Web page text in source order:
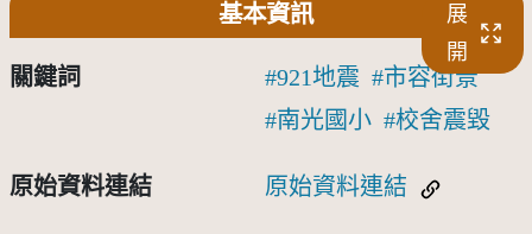
基本資訊
展
開
關鍵詞 921地震
市容街景
南光國小
校舍震毀
原始資料連結 原始資料連結